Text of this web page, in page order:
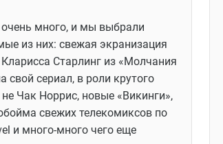
много, и мы выбрали
из них: свежая экранизация
Старлинг из «Молчания
свой сериал, в роли крутого
Чак Норрис, новые «Викинги»,
свежих телекомиксов по
и много-много чего еще